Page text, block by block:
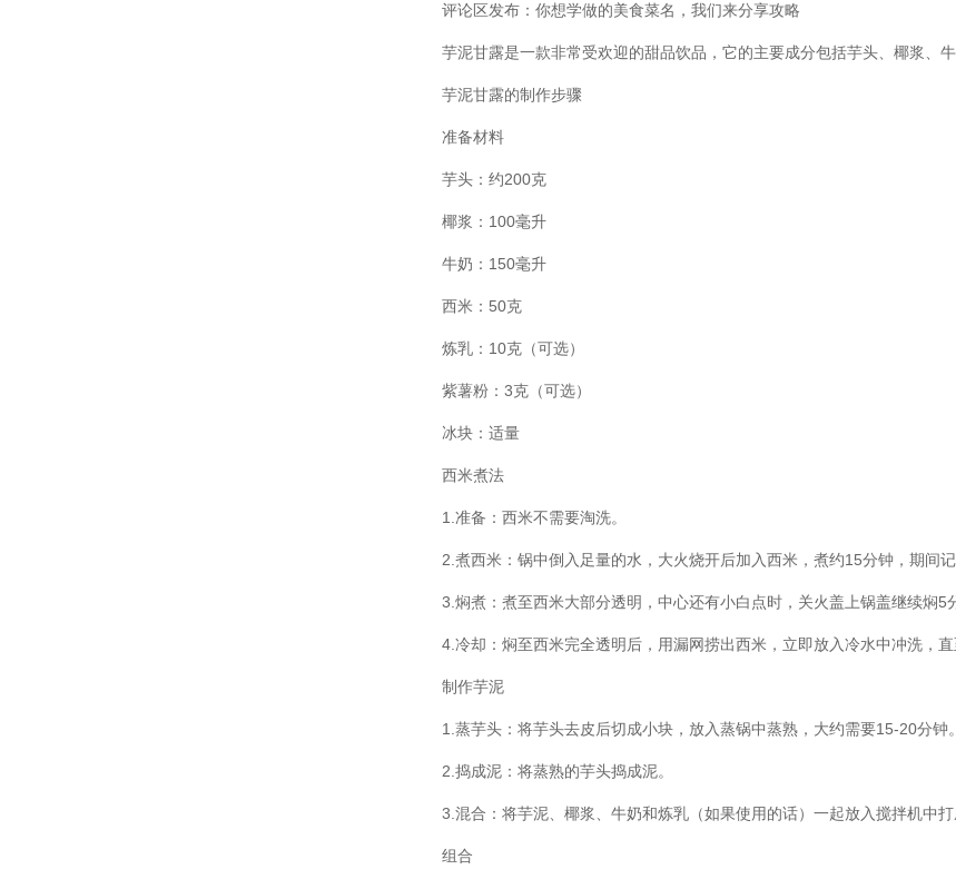
评论区发布：你想学做的美食菜名，我们来分享攻略
芋泥甘露是一款非常受欢迎的甜品饮品，它的主要成分包括芋头、椰浆、
芋泥甘露的制作步骤
准备材料
芋头：约200克
椰浆：100毫升
牛奶：150毫升
西米：50克
炼乳：10克（可选）
紫薯粉：3克（可选）
冰块：适量
西米煮法
1.准备：西米不需要淘洗。
2.煮西米：锅中倒入足量的水，大火烧开后加入西米，煮约15分钟，期间记
3.焖煮：煮至西米大部分透明，中心还有小白点时，关火盖上锅盖继续焖5
4.冷却：焖至西米完全透明后，用漏网捞出西米，立即放入冷水中冲洗，
制作芋泥
1.蒸芋头：将芋头去皮后切成小块，放入蒸锅中蒸熟，大约需要15-20分钟。
2.捣成泥：将蒸熟的芋头捣成泥。
3.混合：将芋泥、椰浆、牛奶和炼乳（如果使用的话）一起放入搅拌机中打
组合